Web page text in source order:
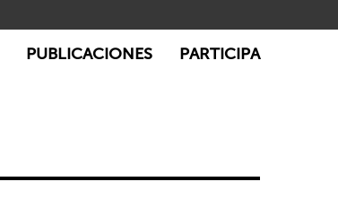
PUBLICACIONES PARTICIPA